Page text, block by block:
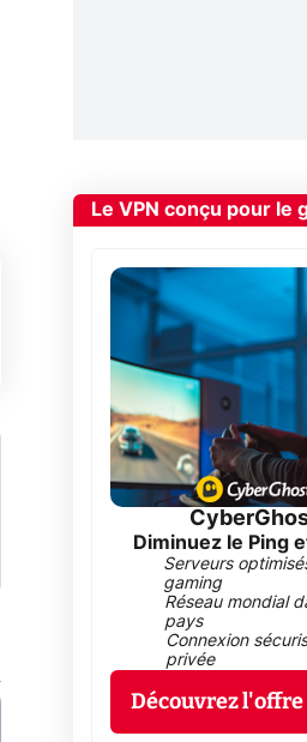
Le VPN conçu pour le
Diminuez le Ping
Serveurs
gaming
Réseau mondial
pays
Connexion
privée
Découvrez l'offre